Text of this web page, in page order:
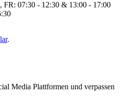
07:30 - 12:30 & 13:00 - 17:00
.
Media Plattformen und verpassen